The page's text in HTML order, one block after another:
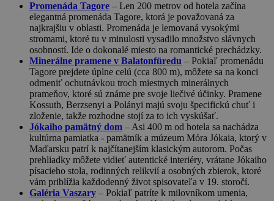
Promenáda Tagore – Len 200 metrov od hotela začína
elegantná promenáda Tagore, ktorá je považovaná za
najkrajšiu v oblasti. Promenáda je lemovaná vysokými
stromami, ktoré tu v minulosti vysadilo množstvo slávnych
osobností. Ide o dokonalé miesto na romantické prechádzky.
Minerálne pramene v Balatonfüredu – Pokiaľ promenádu ​​
Tagore prejdete úplne celú (cca 800 m), môžete sa na konci
odmeniť ochutnávkou troch miestnych minerálnych
prameňov, ktoré sú známe pre svoje liečivé účinky. Pramene
Kossuth, Berzsenyi a Polányi majú svoju špecifickú chuť i
zloženie, takže rozhodne stojí za to ich vyskúšať.
Jókaiho pamätný dom – Asi 400 m od hotela sa nachádza
kultúrna pamiatka - pamätník a múzeum Móra Jókaia, ktorý v
Maďarsku patrí k najčítanejším klasickým autorom. Počas
prehliadky môžete vidieť autentické interiéry, vrátane Jókaiho
písacieho stola, rodinných relikvií a osobných zbierok, ktoré
vám priblížia každodenný život spisovateľa v 19. storočí.
Galéria Vaszary – Pokiaľ patríte k milovníkom umenia,